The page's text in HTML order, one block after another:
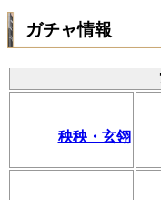
ガチャ情報
秧秧・玄翎